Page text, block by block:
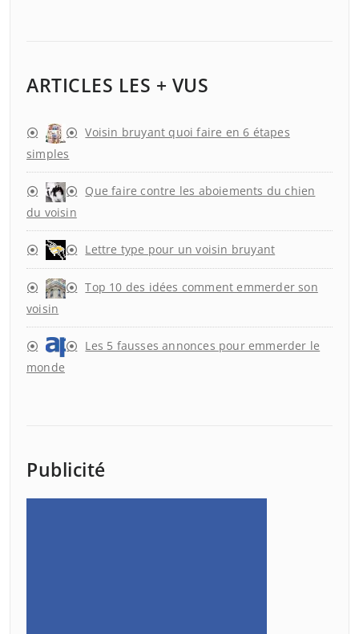
ARTICLES LES + VUS
Voisin bruyant quoi faire en 6 étapes
simples
Que faire contre les aboiements du chien
du voisin
Lettre type pour un voisin bruyant
Top 10 des idées comment emmerder son
voisin
Les 5 fausses annonces pour emmerder le
monde
Publicité